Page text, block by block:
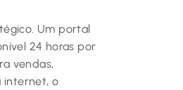
Um portal
24 horas por
vendas,
internet, o